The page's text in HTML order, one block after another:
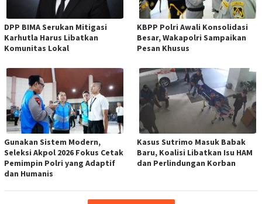
DPP BIMA Serukan Mitigasi
Karhutla Harus Libatkan
Komunitas Lokal
KBPP Polri Awali Konsolidasi
Besar, Wakapolri Sampaikan
Pesan Khusus
Gunakan Sistem Modern,
Seleksi Akpol 2026 Fokus Cetak
Pemimpin Polri yang Adaptif
dan Humanis
Kasus Sutrimo Masuk Babak
Baru, Koalisi Libatkan Isu HAM
dan Perlindungan Korban